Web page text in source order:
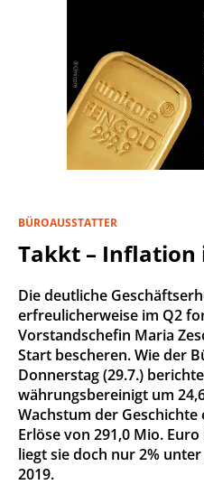
BÜROAUSSTATTER
Takkt – Inflation
Die deutliche
erfreulicherweise im Q2
Vorstandschefin Maria
Start bescheren. Wie der
Donnerstag (29.7.)
währungsbereinigt um
Wachstum der
Erlöse von 291,0 Mio.
liegt sie doch nur 2%
2019.